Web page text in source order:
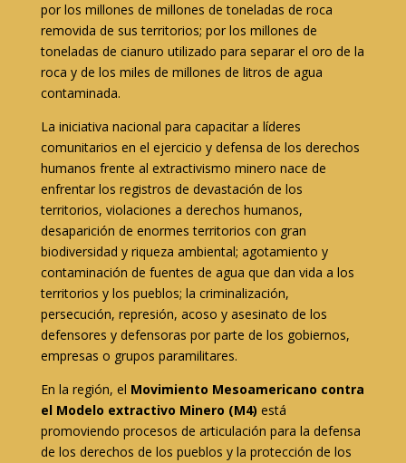
por los millones de millones de toneladas de roca
removida de sus territorios; por los millones de
toneladas de cianuro utilizado para separar el oro de la
roca y de los miles de millones de litros de agua
contaminada.
La iniciativa nacional para capacitar a líderes
comunitarios en el ejercicio y defensa de los derechos
humanos frente al extractivismo minero nace de
enfrentar los registros de devastación de los
territorios, violaciones a derechos humanos,
desaparición de enormes territorios con gran
biodiversidad y riqueza ambiental; agotamiento y
contaminación de fuentes de agua que dan vida a los
territorios y los pueblos; la criminalización,
persecución, represión, acoso y asesinato de los
defensores y defensoras por parte de los gobiernos,
empresas o grupos paramilitares.
En la región, el Movimiento Mesoamericano contra
el Modelo extractivo Minero (M4) está
promoviendo procesos de articulación para la defensa
de los derechos de los pueblos y la protección de los